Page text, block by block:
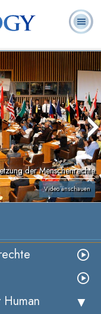
Bücher
der Menschenrechte
Video anschauen